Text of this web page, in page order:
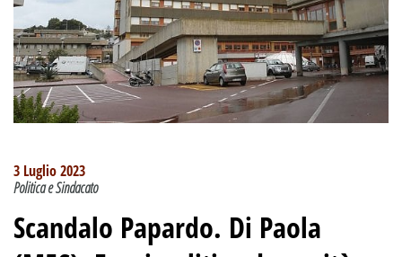
3 Luglio 2023
Politica e Sindacato
Scandalo Papardo. Di Paola